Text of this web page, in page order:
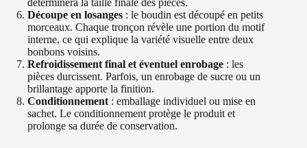
déterminera la taille finale des pièces.
Découpe en losanges : le boudin est découpé en petits
morceaux. Chaque tronçon révèle une portion du motif
interne, ce qui explique la variété visuelle entre deux
bonbons voisins.
Refroidissement final et éventuel enrobage : les
pièces durcissent. Parfois, un enrobage de sucre ou un
brillantage apporte la finition.
Conditionnement: emballage individuel ou mise en
sachet. Le conditionnement protège le produit et
prolonge sa durée de conservation.